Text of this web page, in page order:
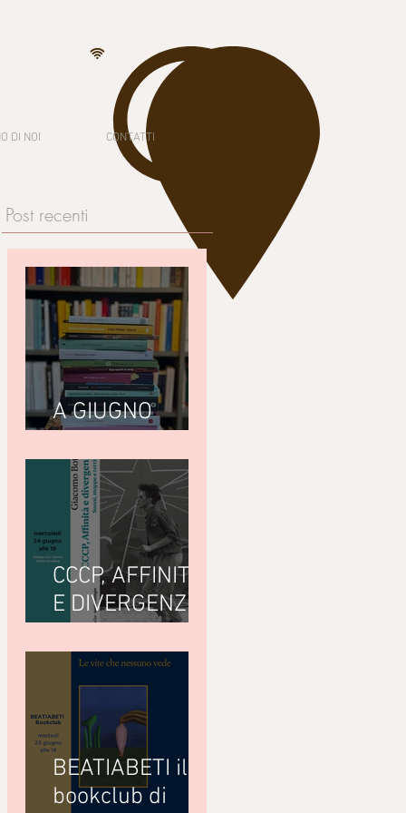
DI NOI CONTATTI
Post recenti
A GIUGNO
CCCP, AFFINITÀ
E DIVERGENZE
Bottà
(Nottetempo)
BEATIABETI il
bookclub di